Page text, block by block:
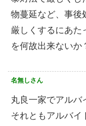
物蔓延など、事後
厳しくするにあた
を何故出来ないか
名無しさん
丸良一家でアルバ
それともアルバイ